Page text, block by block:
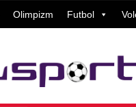
Olimpizm Futbol